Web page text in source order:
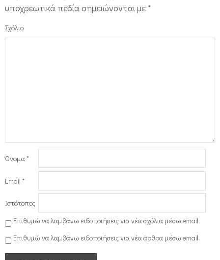
υποχρεωτικά πεδία σημειώνονται με *
Σχόλιο
Όνομα*
Email *
Ιστότοπος
Επιθυμώ να λαμβάνω ειδοποιήσεις για νέα σχόλια μέσω email.
Επιθυμώ να λαμβάνω ειδοποιήσεις για νέα άρθρα μέσω email.